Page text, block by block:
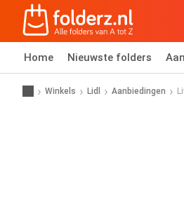
Home Nieuwste folders
Winkels Lidl Aanbiedingen